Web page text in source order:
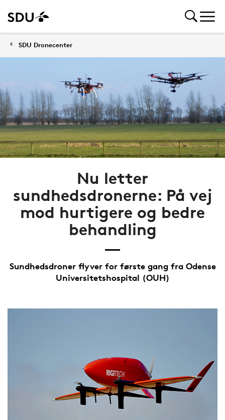
SDU Dronecenter
Nu letter
sundhedsdronerne: På vej
mod hurtigere og bedre
behandling
Sundhedsdroner flyver for første gang fra Odense
Universitetshospital (OUH)